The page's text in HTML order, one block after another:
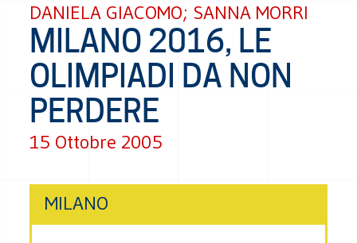
DANIELA GIACOMO; SANNA MORRI
MILANO 2016, LE
OLIMPIADI DA NON
PERDERE
15 Ottobre 2005
MILANO